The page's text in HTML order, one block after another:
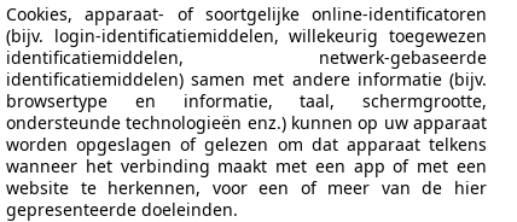
Cookies, apparaat- of soortgelijke online-identificatoren
(bijv. login-identificatiemiddelen, willekeurig toegewezen
identificatiemiddelen, netwerk-gebaseerde
identificatiemiddelen) samen met andere informatie (bijv.
browsertype en informatie, taal, schermgrootte,
ondersteunde technologieën enz.) kunnen op uw apparaat
worden opgeslagen of gelezen om dat apparaat telkens
wanneer het verbinding maakt met een app of met een
website te herkennen, voor een of meer van de hier
gepresenteerde doeleinden.